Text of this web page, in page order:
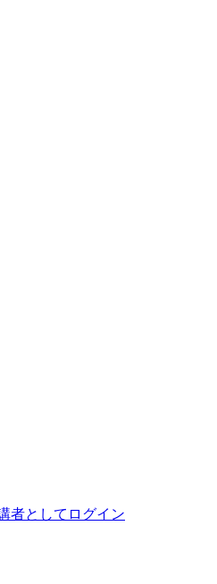
者としてログイン